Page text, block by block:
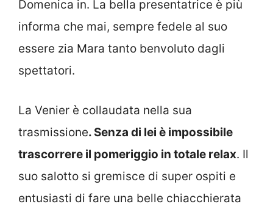
Domenica in. La bella presentatrice è più
informa che mai, sempre fedele al suo
essere zia Mara tanto benvoluto dagli
spettatori.
La Venier è collaudata nella sua
trasmissione. Senza di lei è impossibile
trascorrere il pomeriggio in totale relax. Il
suo salotto si gremisce di super ospiti e
entusiasti di fare una belle chiacchierata